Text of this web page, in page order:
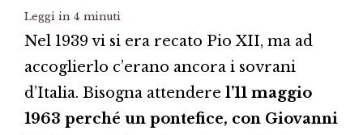
Leggi in 4 minuti
Nel 1939 vi si era recato Pio XII, ma ad
accoglierlo c’erano ancora i sovrani
d’Italia. Bisogna attendere l’11 maggio
1963 perché un pontefice, con Giovanni